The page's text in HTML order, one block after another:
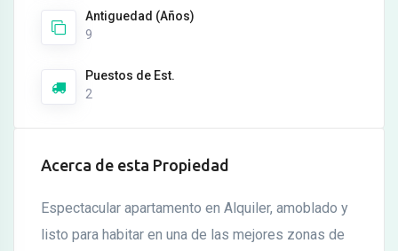
Antiguedad (Años)
9
Puestos de Est.
2
Acerca de esta Propiedad
Espectacular apartamento en Alquiler, amoblado y
listo para habitar en una de las mejores zonas de